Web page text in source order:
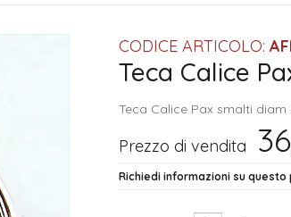
CODICE ARTICOLO:
Teca Calice
Teca Calice Pax smalti diam
Prezzo di vendita
Richiedi informazioni su